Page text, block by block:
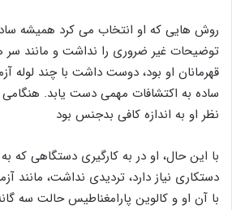
روش هایی که او انتخاب می کرد همیشه
توضیحات غیر ضروری را نداشت و مانند
قهرمانان او بود، دوست داشت با چند لوله
ساده به اکتشافات مهمی دست یابد.
نظر او به اندازه کافی بدجنس بود
با این حال، او در به کارگیری دستگاهی که
دستکاری نیاز دارد، تردیدی نداشت، مانند
با آن او و کالوین پارامغناطیس حالت سه